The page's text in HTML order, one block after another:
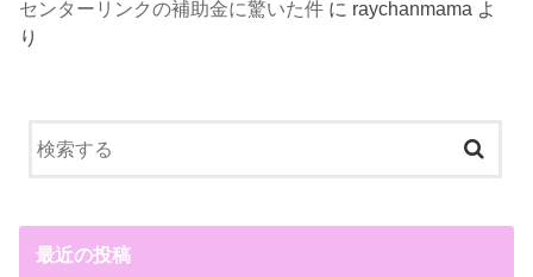
センターリンクの補助金に驚いた件 に raychanmama よ
り
最近の投稿